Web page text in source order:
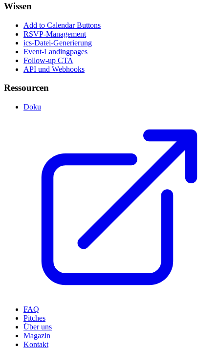
Wissen
Add to Calendar Buttons
RSVP-Management
ics-Datei-Generierung
Event-Landingpages
Follow-up CTA
API und Webhooks
Ressourcen
Doku
FAQ
Pitches
Über uns
Magazin
Kontakt